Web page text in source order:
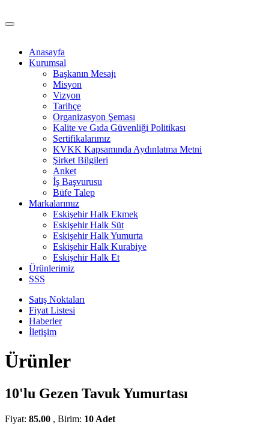
Anasayfa
Kurumsal
Başkanın Mesajı
Misyon
Vizyon
Tarihçe
Organizasyon Şeması
Kalite ve Gıda Güvenliği Politikası
Sertifikalarımız
KVKK Kapsamında Aydınlatma Metni
Şirket Bilgileri
Anket
İş Başvurusu
Büfe Talep
Markalarımız
Eskişehir Halk Ekmek
Eskişehir Halk Süt
Eskişehir Halk Yumurta
Eskişehir Halk Kurabiye
Eskişehir Halk Et
Ürünlerimiz
SSS
Satış Noktaları
Fiyat Listesi
Haberler
İletişim
Ürünler
10'lu Gezen Tavuk Yumurtası
Fiyat: 85.00 , Birim: 10 Adet